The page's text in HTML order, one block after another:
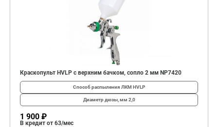
Краскопульт HVLP с верхним бачком, сопло 2 мм NP7420
Способ распыления ЛКМ HVLP
Диаметр дюзы, мм 2,0
1 900 ₽
В кредит от 63/мес